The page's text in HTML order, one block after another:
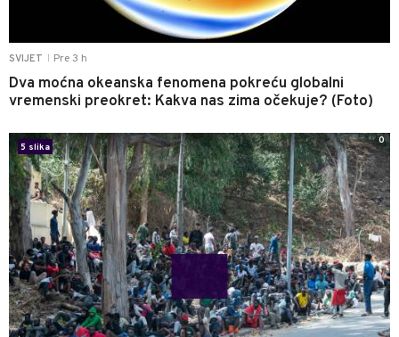
SVIJET Pre 3 h
Dva moćna okeanska fenomena pokreću globalni
vremenski preokret: Kakva nas zima očekuje? (Foto)
5 slika
0